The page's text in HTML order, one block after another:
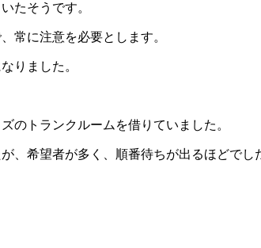
たそうです。
常に注意を必要とします。
りました。
のトランクルームを借りていました。
、希望者が多く、順番待ちが出るほどでし